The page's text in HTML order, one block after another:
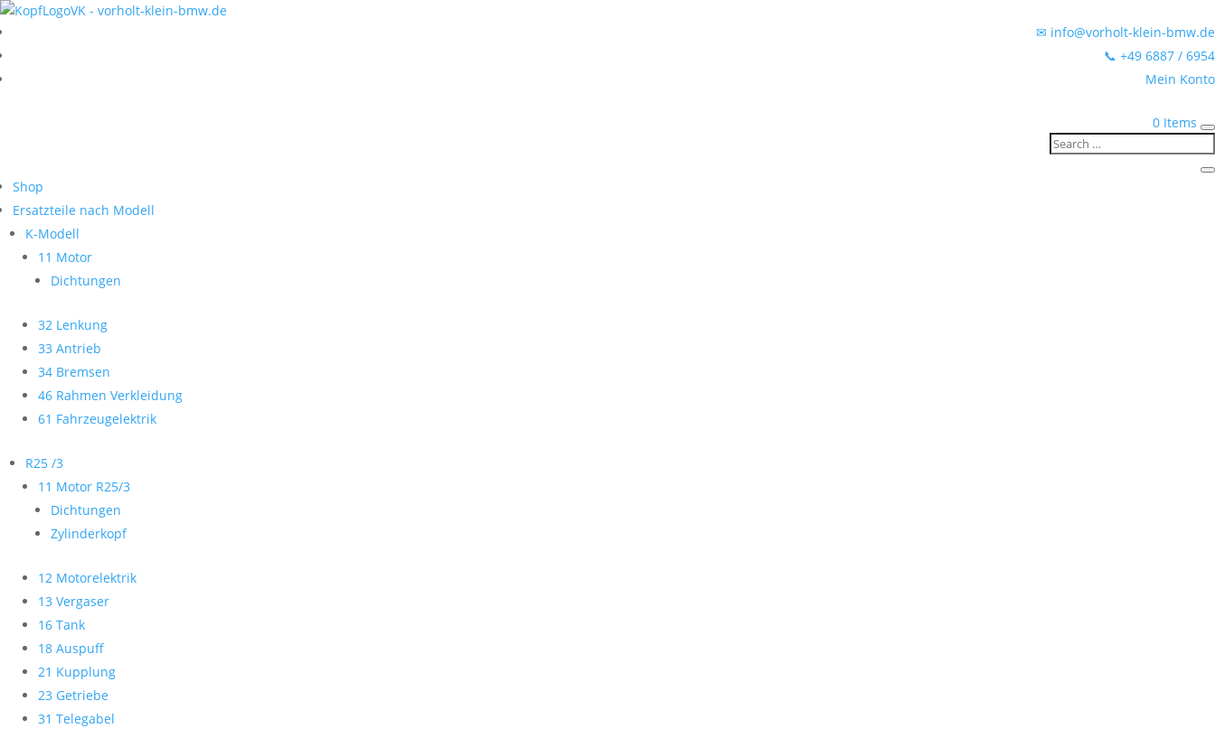
✉ info@vorholt-klein-bmw.de
📞 +49 6887 / 6954
Mein Konto
0 Items
Shop
Ersatzteile nach Modell
K-Modell
11 Motor
Dichtungen
32 Lenkung
33 Antrieb
34 Bremsen
46 Rahmen Verkleidung
61 Fahrzeugelektrik
R25 /3
11 Motor R25/3
Dichtungen
Zylinderkopf
12 Motorelektrik
13 Vergaser
16 Tank
18 Auspuff
21 Kupplung
23 Getriebe
31 Telegabel